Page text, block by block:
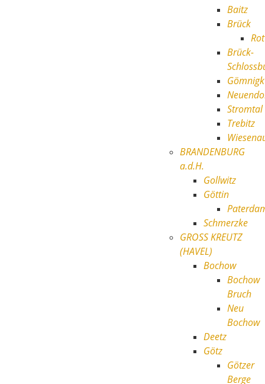
Baitz
Brück
Brück-
Gömnigk
Stromtal
Trebitz
BRANDENBURG
a.d.H.
Gollwitz
Göttin
Schmerzke
GROSS KREUTZ
(HAVEL)
Bochow
Bochow
Bruch
Neu
Bochow
Deetz
Götz
Götzer
Berge